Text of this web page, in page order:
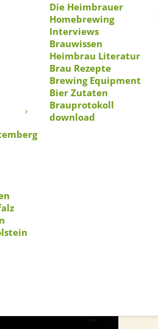
Die Heimbrauer
Homebrewing
Interviews
Brauwissen
Heimbrau Literatur
Brau Rezepte
Brewing Equipment
Bier Zutaten
Brauprotokoll
download